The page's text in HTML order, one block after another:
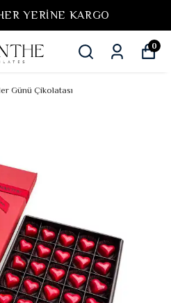
YERINE KARGO
0
Günü Çikolatası